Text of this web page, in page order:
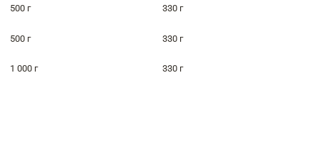
500 г 330 г
500 г 330 г
1 000 г 330 г